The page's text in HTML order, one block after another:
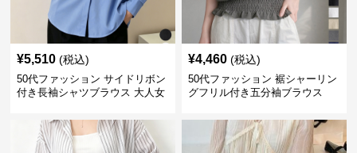
¥5,510 (税込)
50代ファッション サイドリボン
付き長袖シャツブラウス 大人女
¥4,460 (税込)
50代ファッション 裾シャーリン
グフリル付き五分袖ブラウス